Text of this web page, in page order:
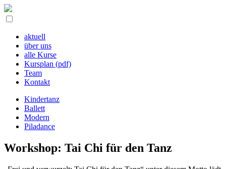
aktuell
über uns
alle Kurse
Kursplan (pdf)
Team
Kontakt
Kindertanz
Ballett
Modern
Piladance
Workshop: Tai Chi für den Tanz